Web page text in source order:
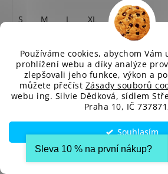
Používáme cookies, abychom
prohlížení webu a díky analýze
zlepšovali jeho funkce, výkon a
můžete přečíst Zásady souborů
webu ing. Silvie Dědková, sídlem
Praha 10, IČ
Souhlasím
Nastavení
S M L XL
Sleva 10 % na první nákup?​